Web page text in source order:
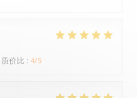
质价比 : 4/5